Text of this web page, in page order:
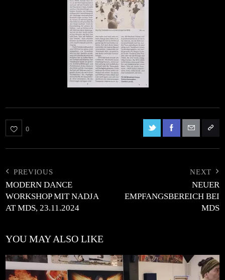
0
PREVIOUS
MODERN DANCE
WORKSHOP MIT NADJA
AT MDS, 23.11.2024
NEXT
NEUER
EMPFANGSBEREICH BEI
MDS
YOU MAY ALSO LIKE